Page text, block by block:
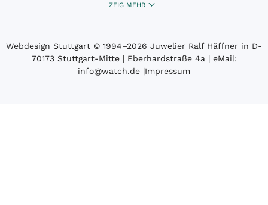
ZEIG MEHR
Webdesign Stuttgart © 1994­–2026 Juwelier Ralf Häffner in D-
70173 Stuttgart-Mitte | Eberhardstraße 4a | eMail:
info@watch.de |Impressum